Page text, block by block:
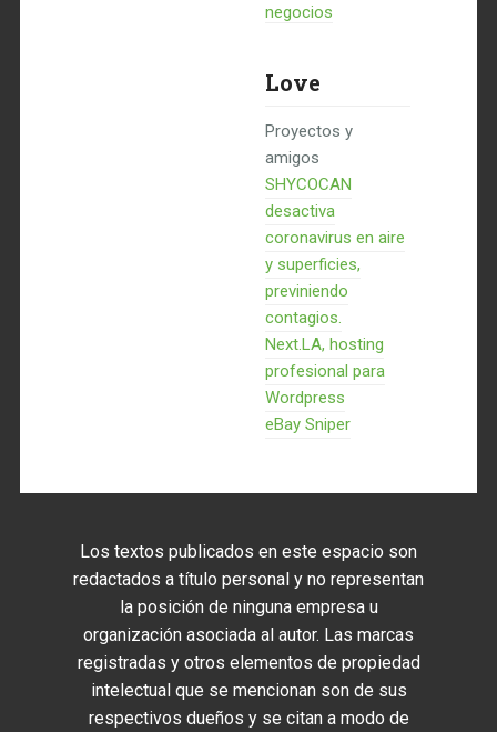
negocios
Love
Proyectos y
amigos
SHYCOCAN
desactiva
coronavirus en aire
y superficies,
previniendo
contagios.
Next.LA, hosting
profesional para
Wordpress
eBay Sniper
Los textos publicados en este espacio son
redactados a título personal y no representan
la posición de ninguna empresa u
organización asociada al autor. Las marcas
registradas y otros elementos de propiedad
intelectual que se mencionan son de sus
respectivos dueños y se citan a modo de